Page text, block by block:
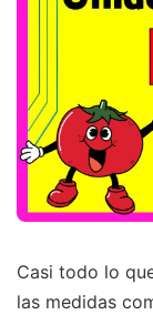
Casi todo lo
las medidas